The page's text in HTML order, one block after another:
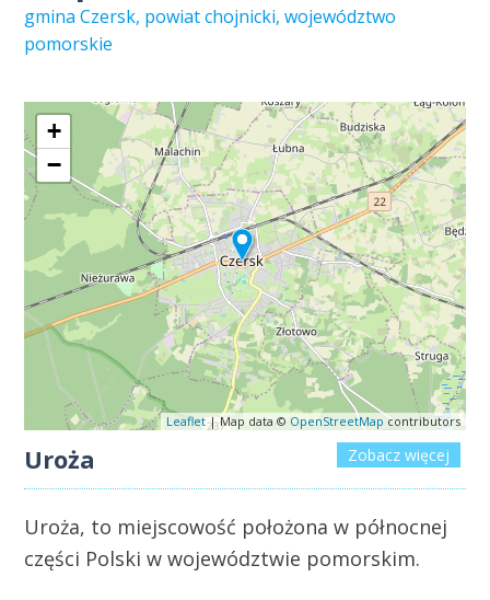
gmina Czersk, powiat chojnicki, województwo
pomorskie
+
−
Leaflet| Map data © OpenStreetMapcontributors
Zobacz więcej
Uroża
Uroża, to miejscowość położona w północnej
części Polski w województwie pomorskim.